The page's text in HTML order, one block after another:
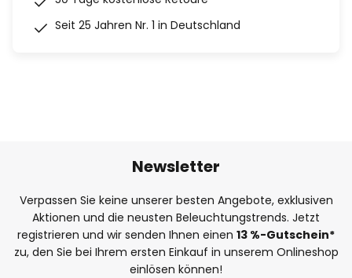
Seit 25 Jahren Nr. 1 in Deutschland
Newsletter
Verpassen Sie keine unserer besten Angebote, exklusiven
Aktionen und die neusten Beleuchtungstrends. Jetzt
registrieren und wir senden Ihnen einen 13 %-Gutschein*
zu, den Sie bei Ihrem ersten Einkauf in unserem Onlineshop
einlösen können!